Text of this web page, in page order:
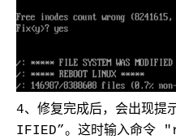
4、修复完成后，会出现提
IFIED”。这时输入命令